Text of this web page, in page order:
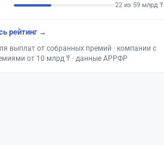
22 из 59 млрд ₸
рейтинг →
выплат от собранных премий · компании с
от 10 млрд ₸ · данные АРРФР